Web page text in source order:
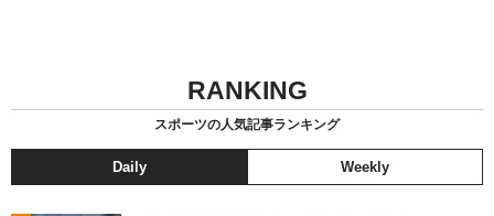
RANKING
スポーツの人気記事ランキング
Daily Weekly